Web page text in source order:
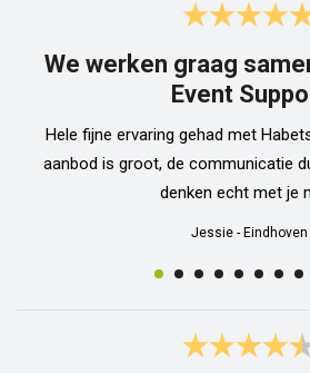
We werken graag
Event
Hele fijne ervaring gehad met
aanbod is groot, de communicatie
denken echt met je
Jessie - Eindhoven